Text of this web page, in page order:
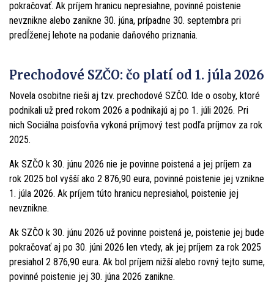
pokračovať. Ak príjem hranicu nepresiahne, povinné poistenie
nevznikne alebo zanikne 30. júna, prípadne 30. septembra pri
predĺženej lehote na podanie daňového priznania.
Prechodové SZČO: čo platí od 1. júla 2026
Novela osobitne rieši aj tzv. prechodové SZČO. Ide o osoby, ktoré
podnikali už pred rokom 2026 a podnikajú aj po 1. júli 2026. Pri
nich Sociálna poisťovňa vykoná príjmový test podľa príjmov za rok
2025.
Ak SZČO k 30. júnu 2026 nie je povinne poistená a jej príjem za
rok 2025 bol vyšší ako 2 876,90 eura, povinné poistenie jej vznikne
1. júla 2026. Ak príjem túto hranicu nepresiahol, poistenie jej
nevznikne.
Ak SZČO k 30. júnu 2026 už povinne poistená je, poistenie jej bude
pokračovať aj po 30. júni 2026 len vtedy, ak jej príjem za rok 2025
presiahol 2 876,90 eura. Ak bol príjem nižší alebo rovný tejto sume,
povinné poistenie jej 30. júna 2026 zanikne.